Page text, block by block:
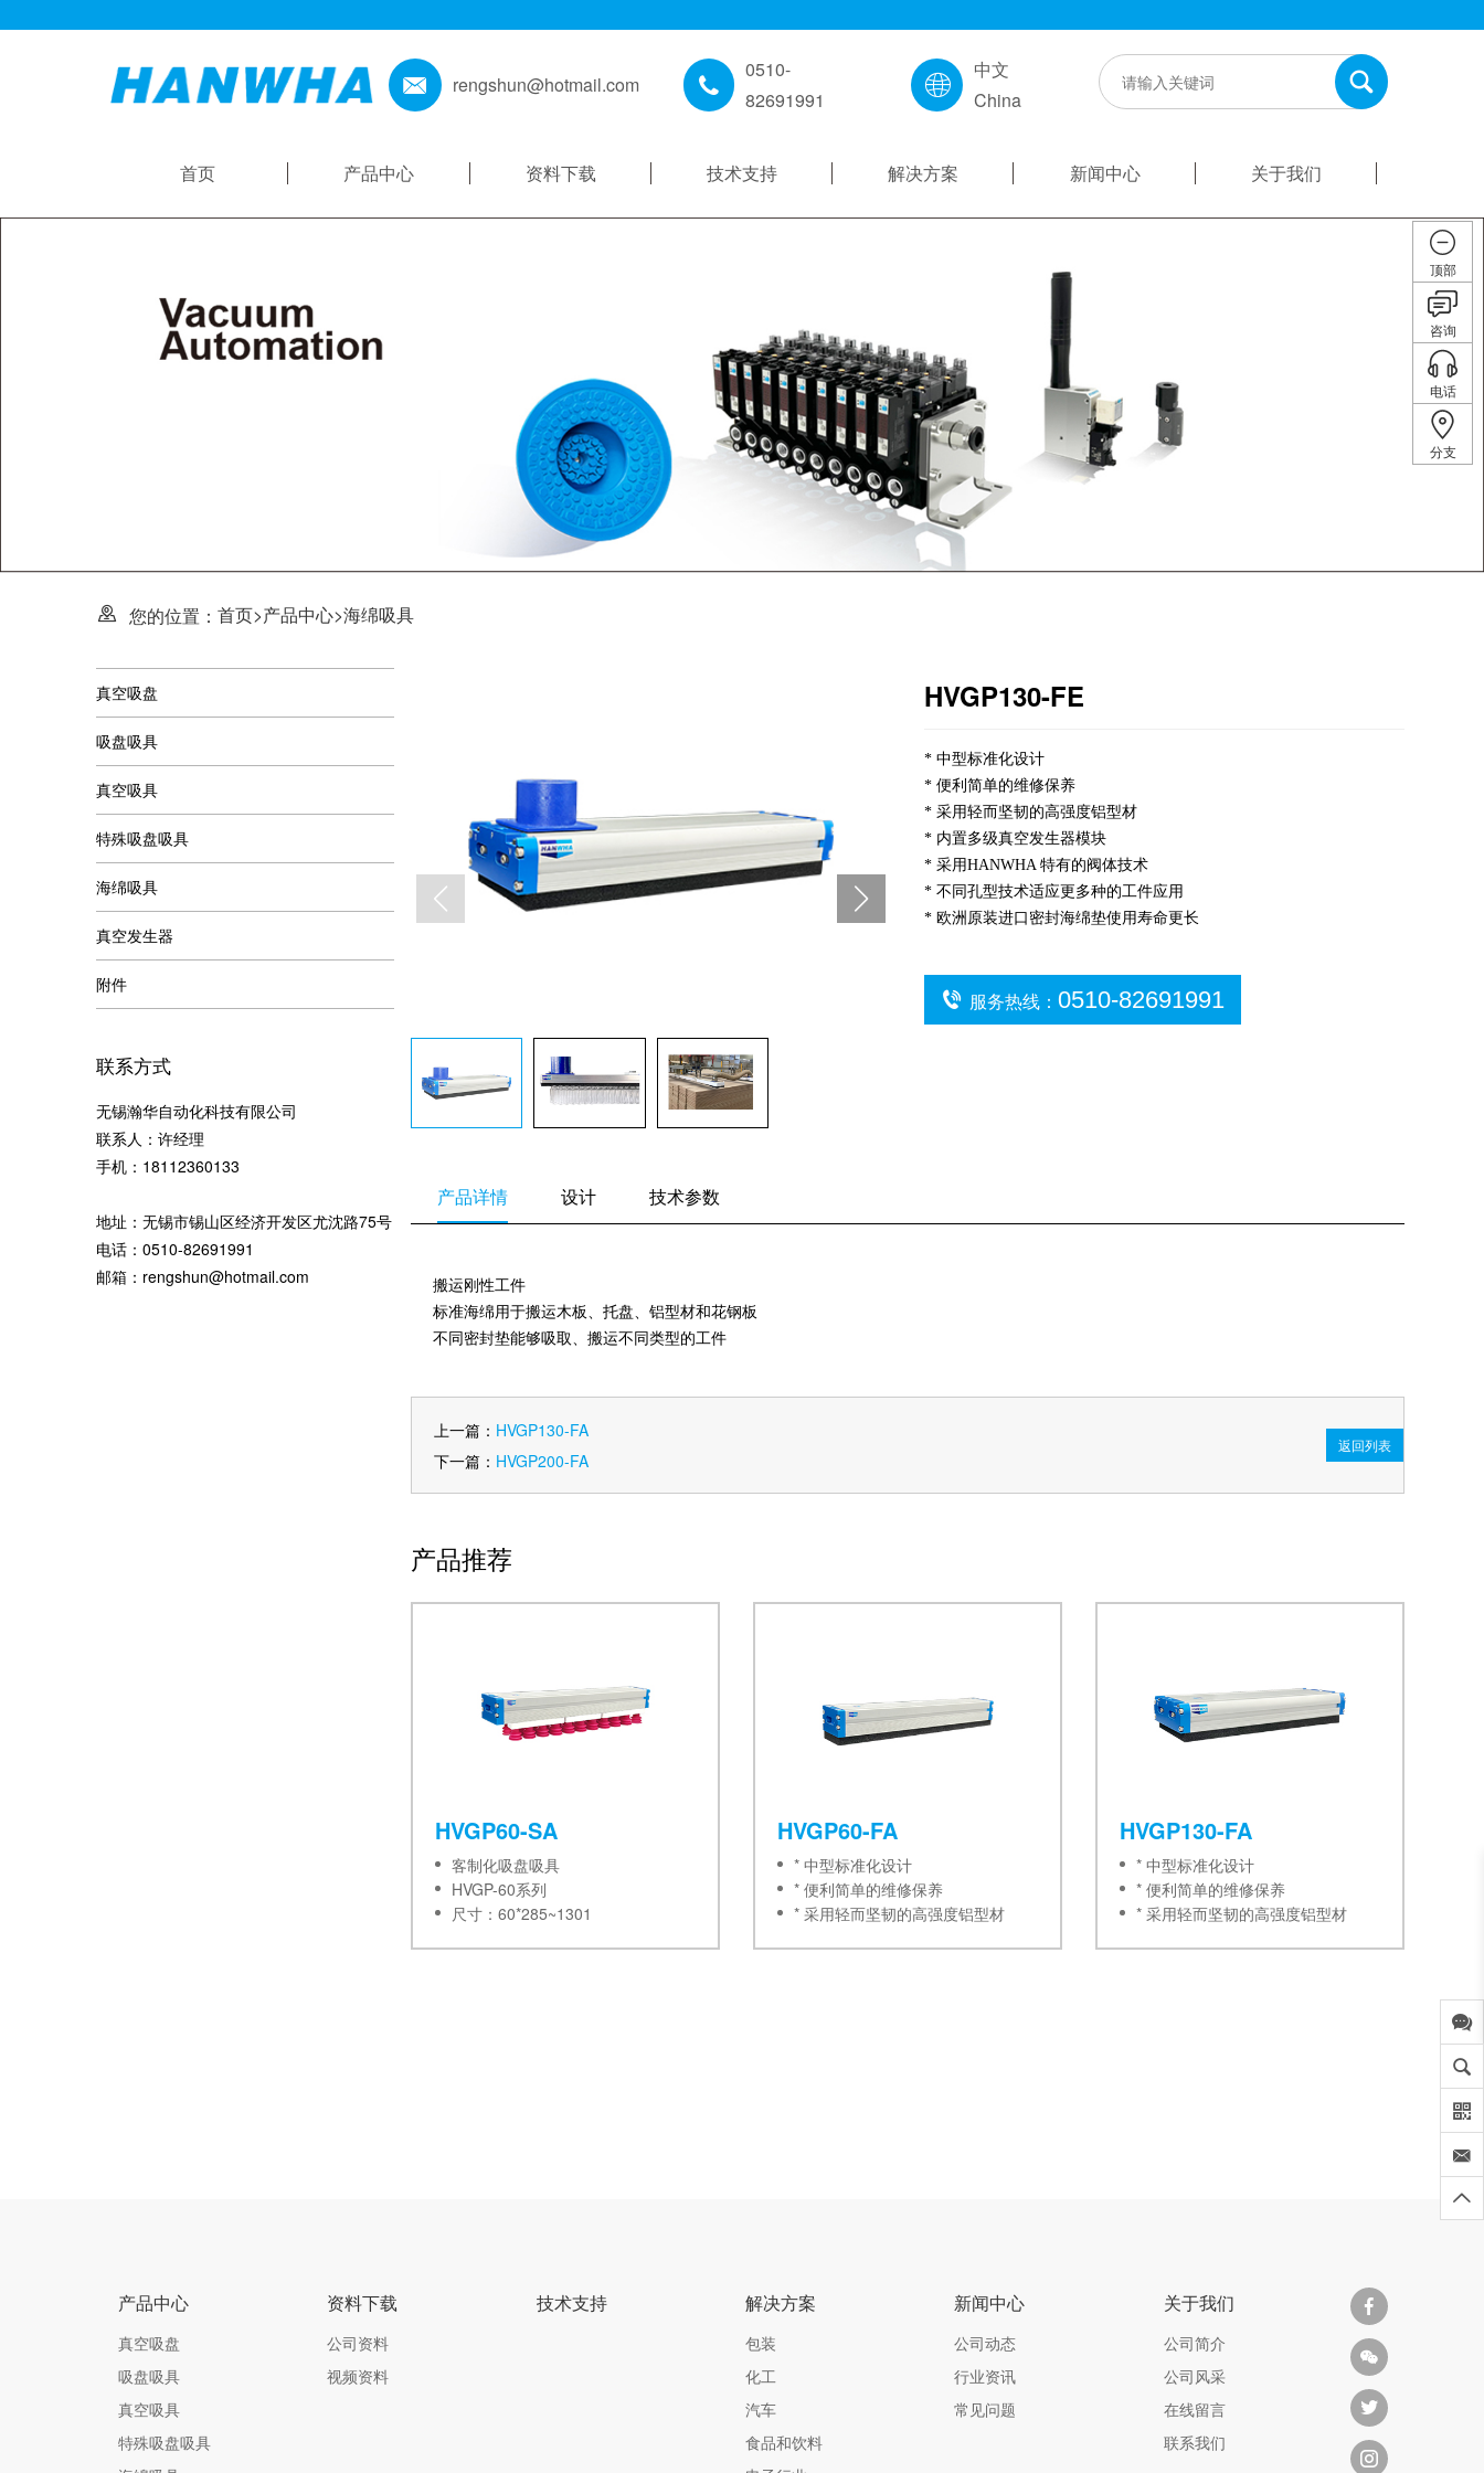
rengshun@hotmail.com
0510-
82691991
中文
China
首页 产品中心 资料下载 技术支持 解决方案 新闻中心 关于我们
您的位置： 首页>产品中心>海绵吸具
真空吸盘
吸盘吸具
真空吸具
特殊吸盘吸具
海绵吸具
真空发生器
附件
联系方式
无锡瀚华自动化科技有限公司
联系人：许经理
手机：18112360133
地址：无锡市锡山区经济开发区尤沈路75号
电话：0510-82691991
邮箱： rengshun@hotmail.com
HVGP130-FE
* 中型标准化设计
* 便利简单的维修保养
* 采用轻而坚韧的高强度铝型材
* 内置多级真空发生器模块
* 采用HANWHA 特有的阀体技术
* 不同孔型技术适应更多种的工件应用
* 欧洲原装进口密封海绵垫使用寿命更长
服务热线： 0510-82691991
产品详情 设计 技术参数
搬运刚性工件
标准海绵用于搬运木板、托盘、铝型材和花钢板
不同密封垫能够吸取、搬运不同类型的工件
上一篇： HVGP130-FA
下一篇： HVGP200-FA
返回列表
产品推荐
HVGP60-SA
客制化吸盘吸具
HVGP-60系列
尺寸：60*285~1301
HVGP60-FA
* 中型标准化设计
* 便利简单的维修保养
* 采用轻而坚韧的高强度铝型材
HVGP130-FA
* 中型标准化设计
* 便利简单的维修保养
* 采用轻而坚韧的高强度铝型材
产品中心
真空吸盘
吸盘吸具
真空吸具
特殊吸盘吸具
资料下载
公司资料
视频资料
技术支持 解决方案
包装
化工
汽车
食品和饮料
新闻中心
公司动态
行业资讯
常见问题
关于我们
公司简介
公司风采
在线留言
联系我们
顶部
咨询
电话
分支